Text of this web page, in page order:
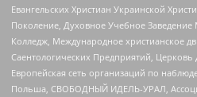
Евангельских Христиан Украинской
Поколение, Духовное Учебное
Колледж, Международное христианское
Саентологических Предприятий, Церковь
Европейская сеть организаций по
Польша, СВОБОДНЫЙ ИДЕЛЬ-УРАЛ,